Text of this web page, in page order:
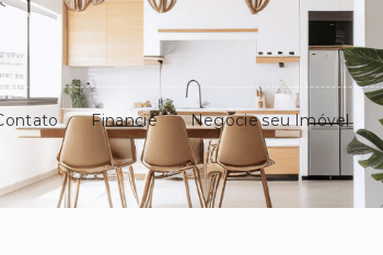
Financie Negocie seu Imóvel